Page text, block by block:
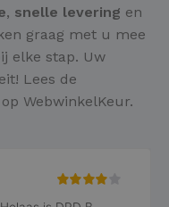
, snelle levering en
graag met u mee
elke stap. Uw
Lees de
WebwinkelKeur.